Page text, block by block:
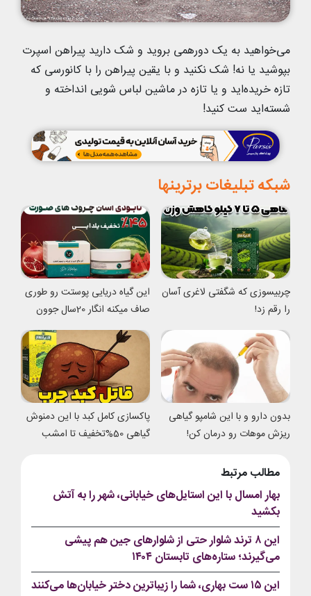
می‌خواهید به یک دورهمی بروید و شک دارید پیراهن اسپرت
بپوشید یا نه! شک نکنید و با یقین پیراهن را با کانورسی که
تازه خریده‌اید و یا تازه در ماشین لباس شویی انداخته و
شسته‌اید ست کنید!
شبکه تبلیغات برترینها
چربیسوزی که شگفتی لاغری آسان
را رقم زد!
این گیاه دریایی پوستت رو طوری
صاف میکنه انگار 20سال جوون
شدی
بدون دارو و با این شامپو گیاهی
ریزش موهات رو درمان کن!
پاکسازی کامل کبد با این دمنوش
گیاهی 50%تخفیف تا امشب
مطالب مرتبط
بهار امسال با این استایل‌های خیابانی، شهر را به آتش
بکشید
این ۸ ترند شلوار حتی از شلوارهای جین هم پیشی
می‌گیرند؛ ستاره‌های تابستان ۱۴۰۴
این ۱۵ ست بهاری، شما را زیباترین دختر خیابان‌ها می‌کنند